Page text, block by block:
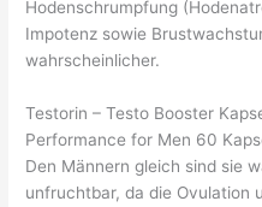
Hodenschrumpfung
Impotenz sowie
wahrscheinlicher.
Testorin – Testo Booster
Performance for Men 60
Den Männern gleich sind sie
unfruchtbar, da die Ovulation